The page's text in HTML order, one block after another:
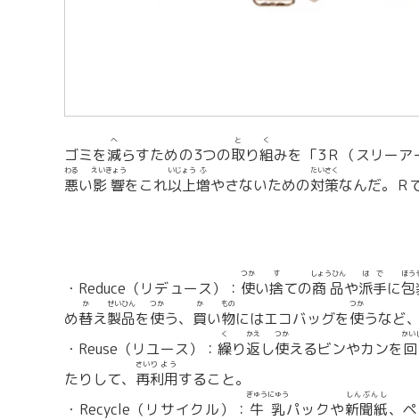
ゴミを減
へ
らすための3つの取
と
り組
く
みを「3Ｒ（スリーア
悪
わる
い影響
えいきょう
をこれ以上
いじょう
増
ふ
やさないための対策
たいさく
なんだ。Ｒ
・Reduce（リデュース）： 使
つか
い捨
す
ての商品
しょうひん
や派手
はで
に包
ほう
め替
か
え製品
せいひん
を使
つか
う、 買
か
い物
もの
にはエコバッグを使
つか
うなど、
・Reuse（リユース）： 繰
く
り返
かえ
し使
つか
えるビンやカンを
かい
たりして、 再
さい
利用
りよう
すること。
・Recycle（リサイクル）： 牛乳
ぎゅうにゅう
パックや新聞紙
しんぶんし
、